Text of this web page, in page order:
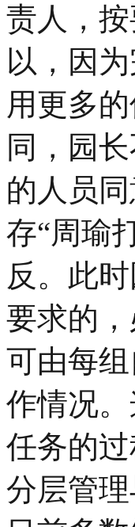
责人，
以，因
用更多
同，园
的人员
存“周瑜
反。此
要求的
可由每
作情况
任务的过
分层管